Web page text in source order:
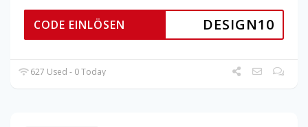
DESIGN10
CODE EINLÖSEN
627 Used - 0 Today